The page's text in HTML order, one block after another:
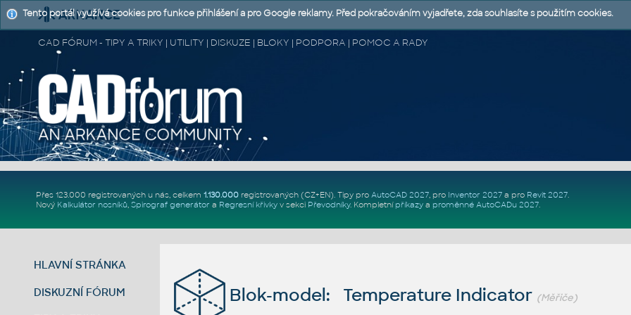
CAD FÓRUM - TIPY A TRIKY | UTILITY | DISKUZE | BLOKY | PODPORA | POMOC A RADY
Přes 123.000 registrovaných u nás, celkem 1.130.000registrovaných (CZ+EN). Tipy pro AutoCAD 2027, pro Inventor 2027a pro Revit 2027.
Nový Kalkulátor nosníků, Spirograf generátor a Regresní křivkyv sekci Převodníky. Kompletní příkazya proměnné AutoCADu 2027.
HLAVNÍ STRÁNKA
DISKUZNÍ FÓRUM Blok-model: Temperature Indicator (Měřiče)
Tento portál využívá cookies pro funkce přihlášení a pro Google reklamy. Před pokračováním vyjadřete, zda souhlasíte s použitím cookies.